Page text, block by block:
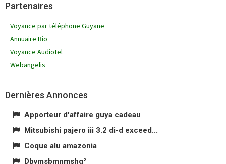
Partenaires
Voyance par téléphone Guyane
Annuaire Bio
Voyance Audiotel
Webangelis
Dernières Annonces
Apporteur d'affaire guya cadeau
Mitsubishi pajero iii 3.2 di-d exceed...
Coque alu amazonia
Dbvmsbmnmshg²